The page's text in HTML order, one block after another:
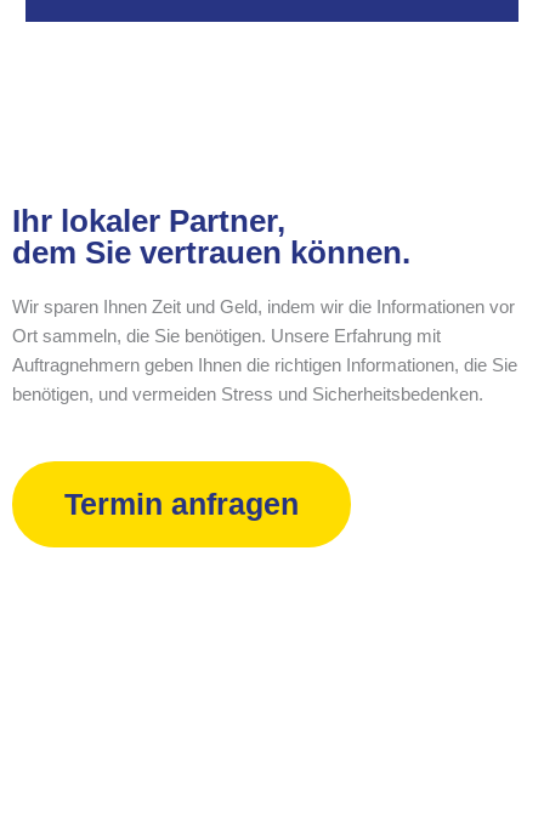
Ihr lokaler Partner,
dem Sie vertrauen können.
Wir sparen Ihnen Zeit und Geld, indem wir die Informationen vor
Ort sammeln, die Sie benötigen. Unsere Erfahrung mit
Auftragnehmern geben Ihnen die richtigen Informationen, die Sie
benötigen, und vermeiden Stress und Sicherheitsbedenken.
Termin anfragen